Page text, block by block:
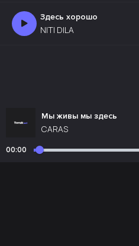
Здесь хорошо
NITI DILA
Мы живы мы здесь
CARAS
00:00